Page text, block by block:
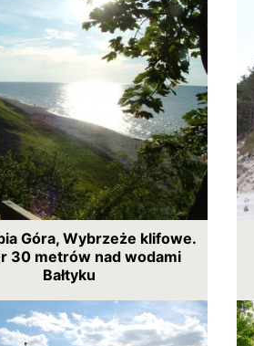
Góra, Wybrzeże klifowe.
30 metrów nad wodami
Bałtyku